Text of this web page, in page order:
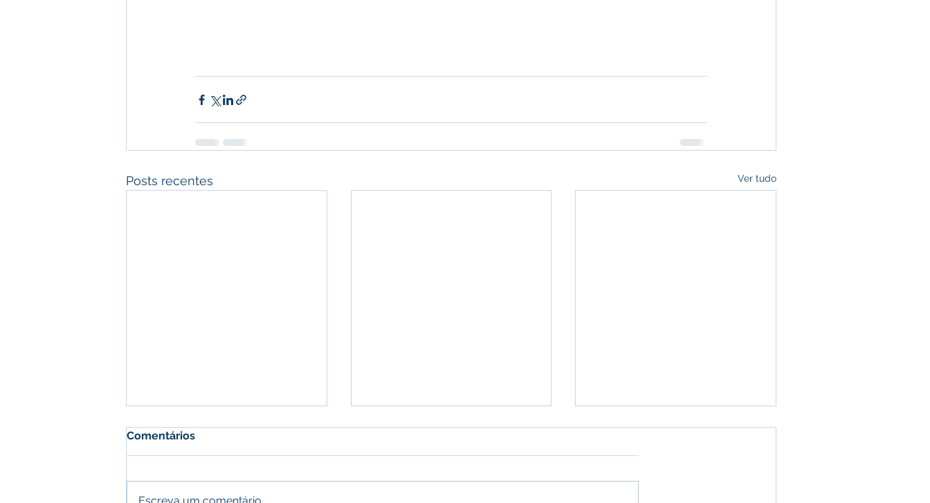
Posts recentes Ver tudo
Comentários